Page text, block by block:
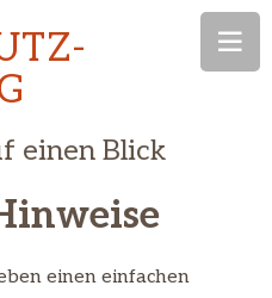
einen Blick
einen einfachen